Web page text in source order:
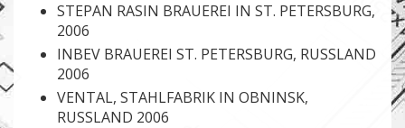
STEPAN RASIN BRAUEREI IN ST. PETERSBURG,
2006
INBEV BRAUEREI ST. PETERSBURG, RUSSLAND
2006
VENTAL, STAHLFABRIK IN OBNINSK,
RUSSLAND 2006